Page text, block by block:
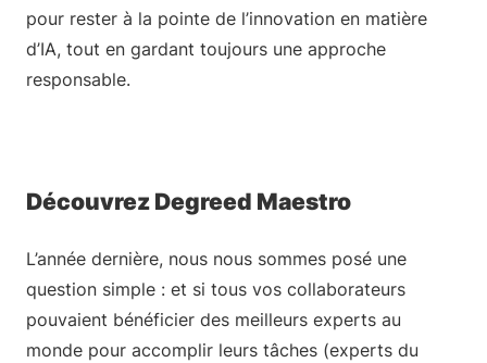
pour rester à la pointe de l’innovation en matière
d’IA, tout en gardant toujours une approche
responsable.
Découvrez Degreed Maestro
L’année dernière, nous nous sommes posé une
question simple : et si tous vos collaborateurs
pouvaient bénéficier des meilleurs experts au
monde pour accomplir leurs tâches (experts du